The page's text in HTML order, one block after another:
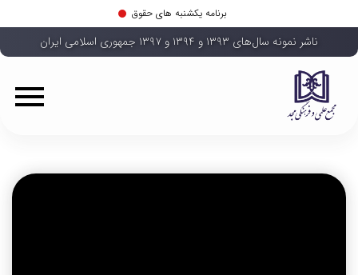
برنامه یکشنبه های حقوق
ناشر نمونه سال‌های ۱۳۹۳ و ۱۳۹۴ و ۱۳۹۷ جمهوری اسلامی ایران